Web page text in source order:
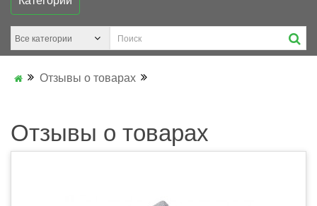
Отзывы о товарах
Отзывы о товарах